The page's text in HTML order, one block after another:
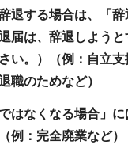
退する場合は、「
届は、辞退しよう
い。）（例：自立
職のためなど）
はなくなる場合」
例：完全廃業など）